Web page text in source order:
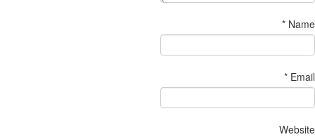
Name
*
Email
*
Website